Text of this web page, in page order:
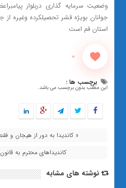
وضعیت سرمایه گذاری دربلوار
جوانان بویژه قشر تحصیلکرده وغیره از
استان قم است.
0
برچسب ها :
این مطلب بدون برچسب می باشد.
« کاندیدا به دور از هیجان و
کاندیداهای محترم به
نوشته های مشابه